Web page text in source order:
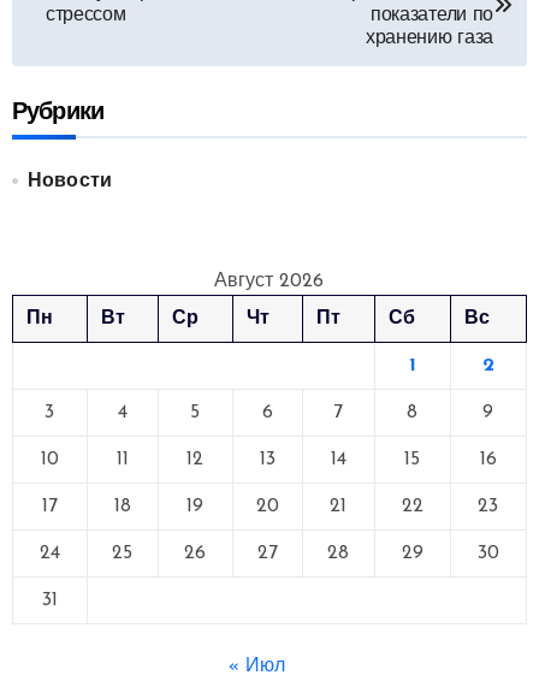
стрессом
показатели по
хранению газа
Рубрики
Новости
Август 2026
Пн
Вт Ср Чт Пт Сб Вс
1 2
3 4 5 6 7 8 9
10 11 12 13 14 15 16
17 18 19 20 21 22 23
24 25 26 27 28 29 30
31
« Июл